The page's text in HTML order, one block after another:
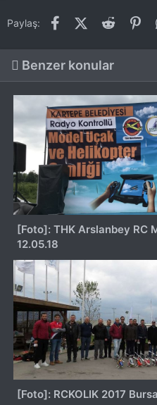
Paylaş: FacebookX (Twitter)
Reddit
Benzer konular
[Foto]: THK Arslanbey RC
12.05.18
[Foto]: RCKOLIK 2017